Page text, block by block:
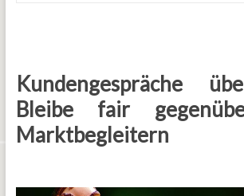
Kundengespräche
Bleibe fair
Marktbegleitern